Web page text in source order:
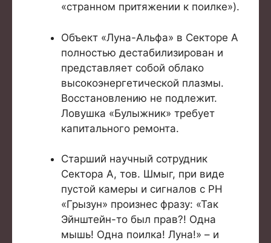
«странном притяжении к поилке»).
Объект «Луна-Альфа» в Секторе А
полностью дестабилизирован и
представляет собой облако
высокоэнергетической плазмы.
Восстановлению не подлежит.
Ловушка «Булыжник» требует
капитального ремонта.
Старший научный сотрудник
Сектора А, тов. Шмыг, при виде
пустой камеры и сигналов с РН
«Грызун» произнес фразу: «Так
Эйнштейн-то был прав?! Одна
мышь! Одна поилка! Луна!» – и